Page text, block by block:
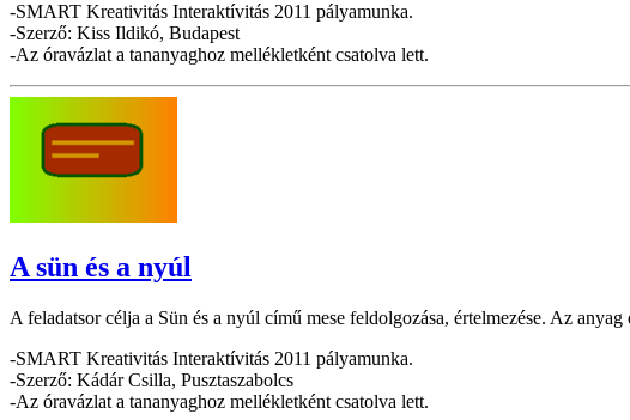
-SMART Kreativitás Interaktívitás 2011 pályamunka.
-Szerző: Kiss Ildikó, Budapest
-Az óravázlat a tananyaghoz mellékletként csatolva lett.
A sün és a nyúl
A feladatsor célja a Sün és a nyúl című mese feldolgozása, értelmezése. Az
-SMART Kreativitás Interaktívitás 2011 pályamunka.
-Szerző: Kádár Csilla, Pusztaszabolcs
-Az óravázlat a tananyaghoz mellékletként csatolva lett.